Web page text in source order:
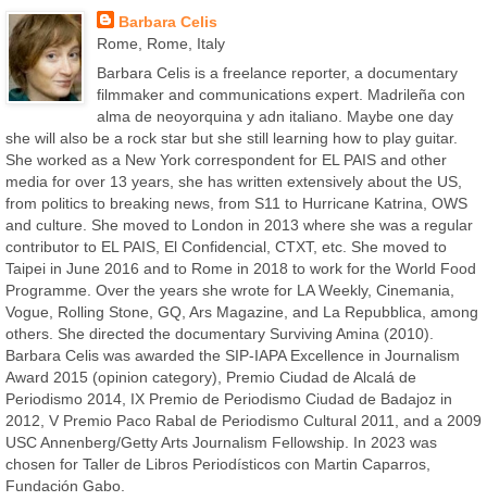
Barbara Celis
Rome, Rome, Italy
Barbara Celis is a freelance reporter, a documentary
filmmaker and communications expert. Madrileña con
alma de neoyorquina y adn italiano. Maybe one day
she will also be a rock star but she still learning how to play guitar.
She worked as a New York correspondent for EL PAIS and other
media for over 13 years, she has written extensively about the US,
from politics to breaking news, from S11 to Hurricane Katrina, OWS
and culture. She moved to London in 2013 where she was a regular
contributor to EL PAIS, El Confidencial, CTXT, etc. She moved to
Taipei in June 2016 and to Rome in 2018 to work for the World Food
Programme. Over the years she wrote for LA Weekly, Cinemania,
Vogue, Rolling Stone, GQ, Ars Magazine, and La Repubblica, among
others. She directed the documentary Surviving Amina (2010).
Barbara Celis was awarded the SIP-IAPA Excellence in Journalism
Award 2015 (opinion category), Premio Ciudad de Alcalá de
Periodismo 2014, IX Premio de Periodismo Ciudad de Badajoz in
2012, V Premio Paco Rabal de Periodismo Cultural 2011, and a 2009
USC Annenberg/Getty Arts Journalism Fellowship. In 2023 was
chosen for Taller de Libros Periodísticos con Martin Caparros,
Fundación Gabo.